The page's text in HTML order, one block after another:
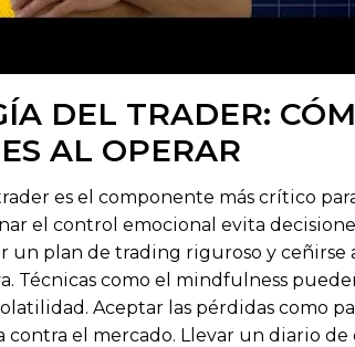
DEL TRADER:
AL OPERAR
es el componente más crítico
el control emocional evita
un plan de trading riguroso y ceñirse
Técnicas como el mindfulness
Aceptar las pérdidas como
contra el mercado. Llevar un diario